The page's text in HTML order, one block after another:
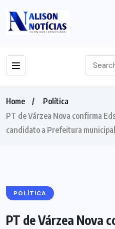
Home
Política
PT de Várzea Nova confirma
candidato a Prefeitura
POLÍTICA
PT de Várzea Nova